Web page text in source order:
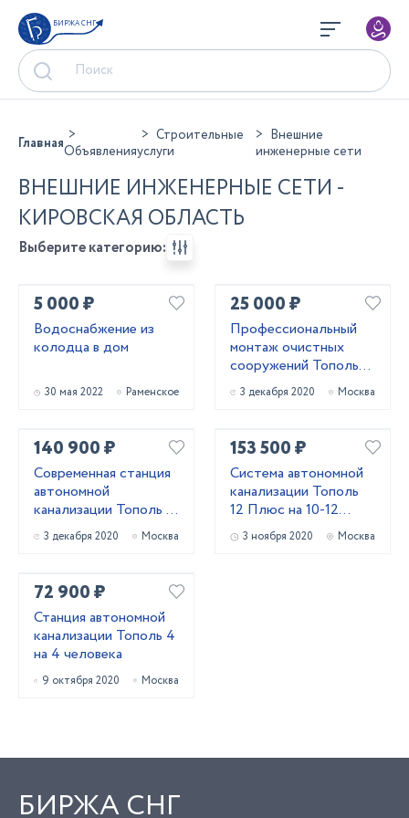
БИРЖА СНГ
ГлавнаяОбъявления
Строительные
услуги
Внешние
инженерные сети
ВНЕШНИЕ ИНЖЕНЕРНЫЕ СЕТИ -
КИРОВСКАЯ ОБЛАСТЬ
Выберите категорию:
5 000 ₽
Водоснабжение из
колодца в дом
30 мая 2022 Раменское
25 000 ₽
Профессиональный
монтаж очистных
сооружений Тополь
зимой
3 декабря 2020 Москва
140 900 ₽
Современная станция
автономной
канализации Тополь 9
ПР Плюс
3 декабря 2020 Москва
153 500 ₽
Система автономной
канализации Тополь
12 Плюс на 10-12
проживающих
3 ноября 2020 Москва
72 900 ₽
Станция автономной
канализации Тополь 4
на 4 человека
9 октября 2020 Москва
БИРЖА СНГ